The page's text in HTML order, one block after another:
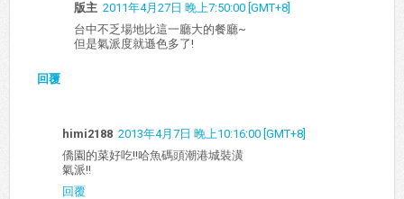
版主 2011年4月27日 晚上7:50:00 [GMT+8]
台中不乏場地比這一廳大的餐廳~
但是氣派度就遜色多了!
回覆
himi2188 2013年4月7日 晚上10:16:00 [GMT+8]
僑園的菜好吃!!哈魚碼頭潮港城裝潢
氣派!!
回覆